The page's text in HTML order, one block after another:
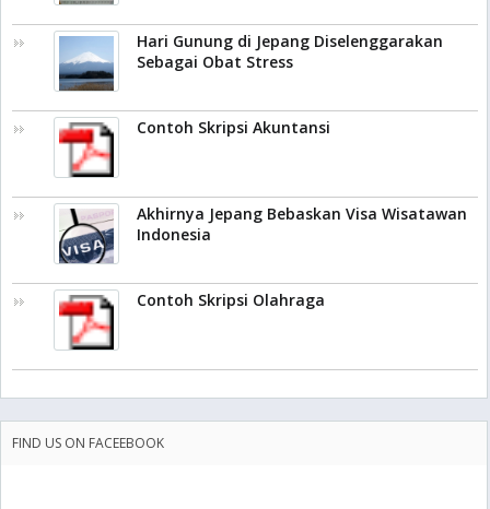
Hari Gunung di Jepang Diselenggarakan
Sebagai Obat Stress
Contoh Skripsi Akuntansi
Akhirnya Jepang Bebaskan Visa Wisatawan
Indonesia
Contoh Skripsi Olahraga
FIND US ON FACEEBOOK